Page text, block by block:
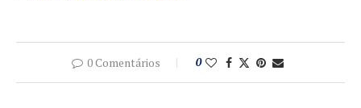
0 Comentários 0